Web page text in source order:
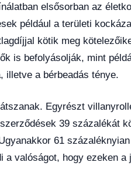
elsősorban az
például a területi
kötik meg
is befolyásolják, mint
illetve a bérbeadás ténye.
Egyrészt
39 százalékát
61
valóságot, hogy ezeken a